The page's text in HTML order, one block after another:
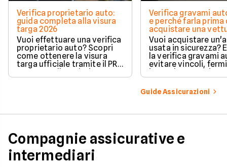
Verifica proprietario auto:
guida completa alla visura
targa 2026
Vuoi effettuare una verifica
proprietario auto? Scopri
come ottenere la visura
targa ufficiale tramite il PRA
per controllare dati e
vincoli in totale sicurezza.
Verifica gravami
e perché farla prima
acquistare una
Vuoi acquistare
usata in sicurezza?
la verifica gravami
evitare vincoli,
ipoteche. Scopri
tutelare il tuo
Guide Assicurazioni
Compagnie assicurative e
intermediari